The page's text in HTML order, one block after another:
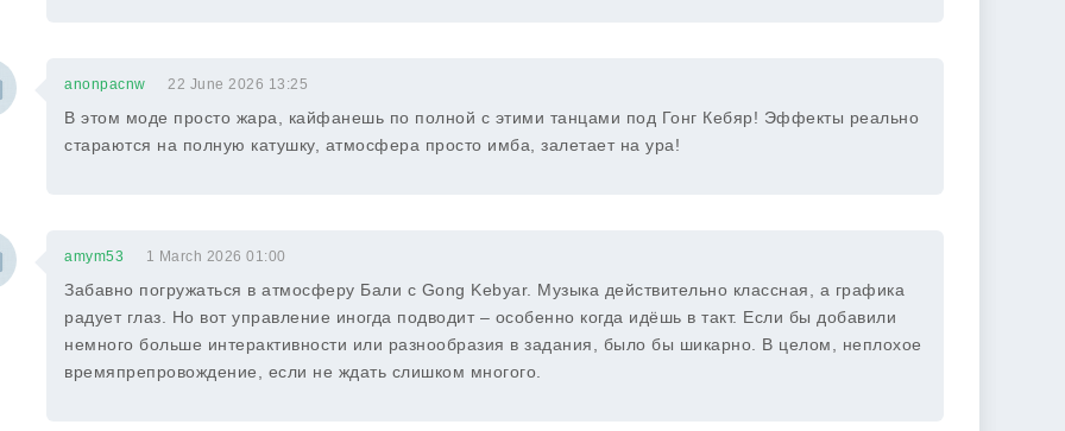
anonpacnw 22 June 2026 13:25
В этом моде просто жара, кайфанешь по полной с этими танцами под Гонг Кебяр! Эффекты реально
стараются на полную катушку, атмосфера просто имба, залетает на ура!
amym53 1 March 2026 01:00
Забавно погружаться в атмосферу Бали с Gong Kebyar. Музыка действительно классная, а графика
радует глаз. Но вот управление иногда подводит – особенно когда идёшь в такт. Если бы добавили
немного больше интерактивности или разнообразия в задания, было бы шикарно. В целом, неплохое
времяпрепровождение, если не ждать слишком многого.